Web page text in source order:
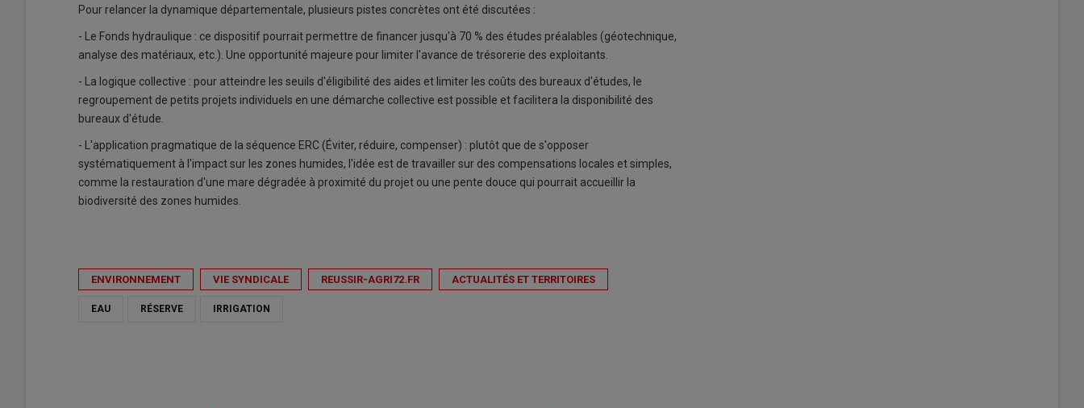
Pour relancer la dynamique départementale, plusieurs pistes concrètes ont été discutées :
- Le Fonds hydraulique : ce dispositif pourrait permettre de financer jusqu'à 70 % des études préalables (géotechnique,
analyse des matériaux, etc.). Une opportunité majeure pour limiter l'avance de trésorerie des exploitants.
- La logique collective : pour atteindre les seuils d'éligibilité des aides et limiter les coûts des bureaux d'études, le
regroupement de petits projets individuels en une démarche collective est possible et facilitera la disponibilité des
bureaux d'étude.
- L'application pragmatique de la séquence ERC (Éviter, réduire, compenser) : plutôt que de s'opposer
systématiquement à l'impact sur les zones humides, l'idée est de travailler sur des compensations locales et simples,
comme la restauration d'une mare dégradée à proximité du projet ou une pente douce qui pourrait accueillir la
biodiversité des zones humides.
ENVIRONNEMENT VIE SYNDICALE REUSSIR-AGRI72.FR ACTUALITÉS ET TERRITOIRES
EAU RÉSERVE IRRIGATION